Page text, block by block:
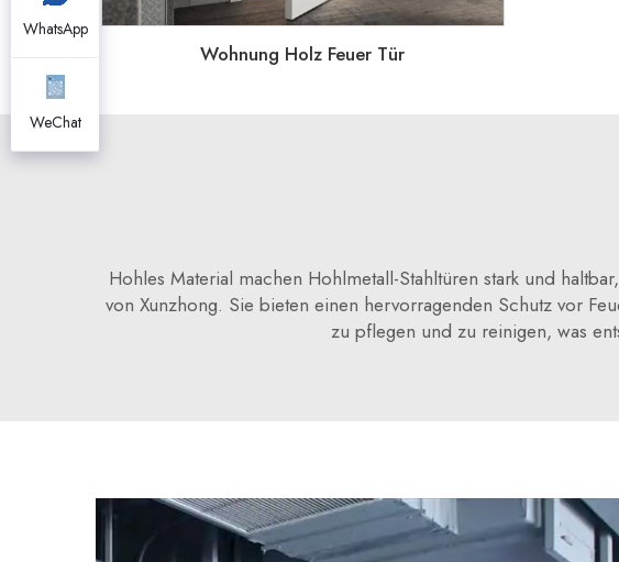
Wohnung Holz Feuer Tür
Hohles Material machen Hohlmetall-Stahltüren stark und
von Xunzhong. Sie bieten einen hervorragenden Schutz vor
zu pflegen und zu reinigen, was
WhatsApp
WeChat